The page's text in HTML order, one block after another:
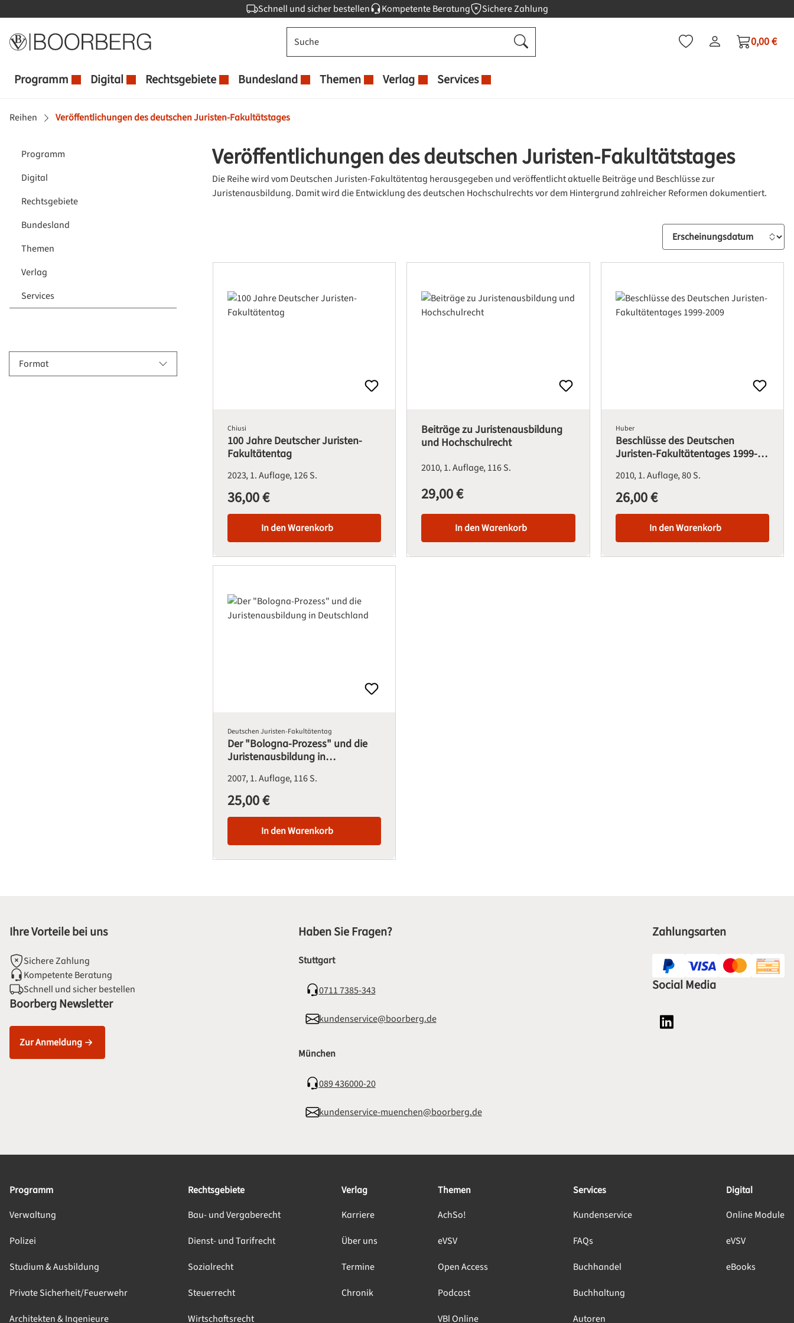
Schnell und sicher bestellen Kompetente Beratung Sichere Zahlung
Du hast 0 Produkte auf
0,00 €
Programm Digital Rechtsgebiete Bundesland Themen Verlag Services
Reihen Veröffentlichungen des deutschen Juristen-Fakultätstages
Programm
Digital
Rechtsgebiete
Bundesland
Themen
Verlag
Services
Format
Veröffentlichungen des deutschen Juristen-Fakultätstages
Die Reihe wird vom Deutschen Juristen-Fakultätentag herausgegeben und veröffentlicht aktuelle Beiträge und Beschlüsse zur
Juristenausbildung. Damit wird die Entwicklung des deutschen Hochschulrechts vor dem Hintergrund zahlreicher Reformen dokumentiert.
Sortierung
Chiusi
100 Jahre Deutscher Juristen-
Fakultätentag
20231. Auflage126 S.
Regulärer Preis:
36,00 €
In den Warenkorb
Beiträge zu Juristenausbildung
und Hochschulrecht
20101. Auflage116 S.
Regulärer Preis:
29,00 €
In den Warenkorb
Huber
Beschlüsse des Deutschen
Juristen-Fakultätentages 1999-
20101. Auflage80 S.
Regulärer Preis:
26,00 €
In den Warenkorb
Deutschen Juristen-Fakultätentag
Der "Bologna-Prozess" und die
Juristenausbildung in
20071. Auflage116 S.
Regulärer Preis:
25,00 €
In den Warenkorb
Ihre Vorteile bei uns
Sichere Zahlung
Kompetente Beratung
Schnell und sicher bestellen
Boorberg Newsletter
Zur Anmeldung
Haben Sie Fragen?
Stuttgart
0711 7385-343
kundenservice@boorberg.de
München
089 436000-20
kundenservice-muenchen@boorberg.de
Zahlungsarten
Social Media
Social Media Plattform LinkedIn
Programm
Verwaltung
Polizei
Studium & Ausbildung
Private Sicherheit/Feuerwehr
Architekten & Ingenieure
Rechtsgebiete
Bau- und Vergaberecht
Dienst- und Tarifrecht
Sozialrecht
Steuerrecht
Wirtschaftsrecht
Verlag
Karriere
Über uns
Termine
Chronik
Themen
AchSo!
eVSV
Open Access
Podcast
VBl Online
Services
Kundenservice
FAQs
Buchhandel
Buchhaltung
Autoren
Digital
Online Module
eVSV
eBooks